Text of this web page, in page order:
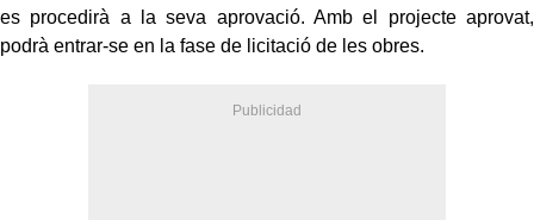
es procedirà a la seva aprovació. Amb el projecte aprovat,
podrà entrar-se en la fase de licitació de les obres.